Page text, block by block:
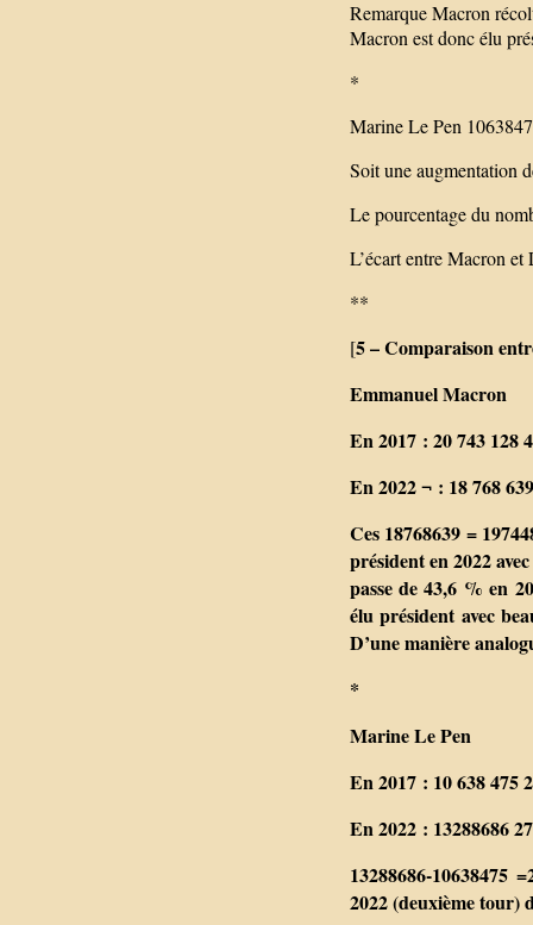
Remarque Macron
Macron est donc élu
*
Marine Le Pen
Soit une augmentation
Le pourcentage du
L’écart entre Macron
**
[5 – Comparaison
Emmanuel Macron
En 2017 : 20 743 128
En 2022 ¬ : 18 768
Ces 18768639 =
président en 2022
passe de 43,6 % en
élu président avec
D’une manière
*
Marine Le Pen
En 2017 : 10 638 475
En 2022 : 13288686
13288686-10638475
2022 (deuxième tour)